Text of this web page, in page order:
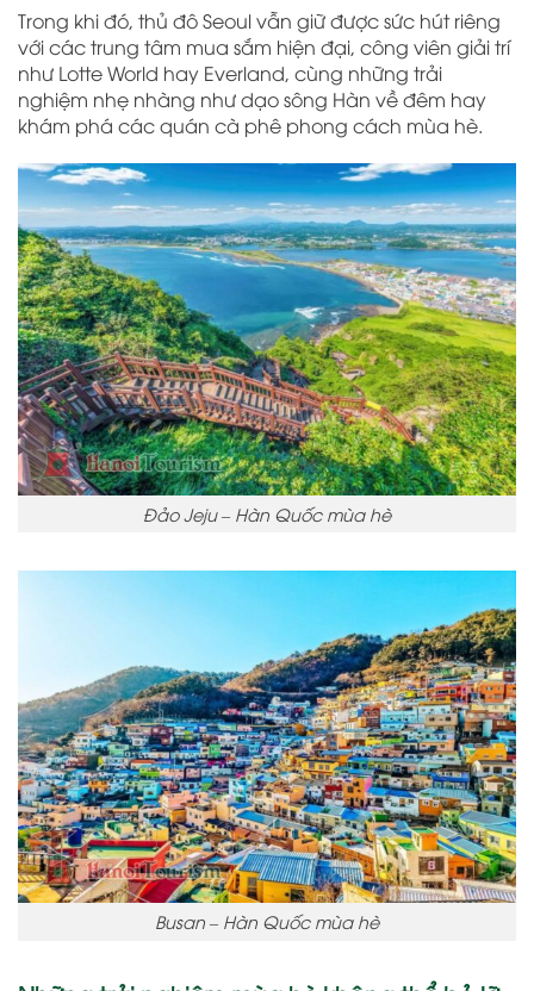
Trong khi đó, thủ đô Seoul vẫn giữ được sức hút riêng
với các trung tâm mua sắm hiện đại, công viên giải trí
như Lotte World hay Everland, cùng những trải
nghiệm nhẹ nhàng như dạo sông Hàn về đêm hay
khám phá các quán cà phê phong cách mùa hè.
Đảo Jeju – Hàn Quốc mùa hè
Busan – Hàn Quốc mùa hè